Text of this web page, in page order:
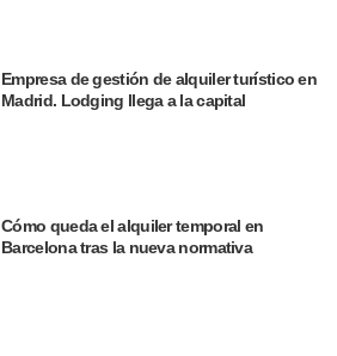
Empresa de gestión de alquiler turístico en
Madrid. Lodging llega a la capital
Cómo queda el alquiler temporal en
Barcelona tras la nueva normativa